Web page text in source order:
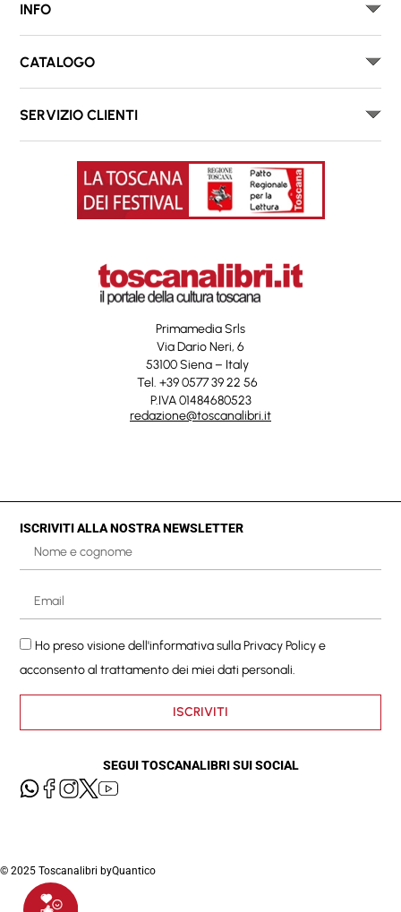
INFO
CATALOGO
SERVIZIO CLIENTI
Primamedia Srls
Via Dario Neri, 6
53100 Siena – Italy
Tel. +39 0577 39 22 56
P.IVA 01484680523
redazione@toscanalibri.it
ISCRIVITI ALLA NOSTRA NEWSLETTER
Ho preso visione dell'informativa sullaPrivacy Policye
acconsento al trattamento dei miei dati personali.
ISCRIVITI
SEGUI TOSCANALIBRI SUI SOCIAL
© 2025 Toscanalibri byQuantico